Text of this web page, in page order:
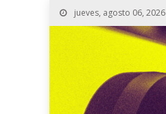
jueves, agosto 06, 2026